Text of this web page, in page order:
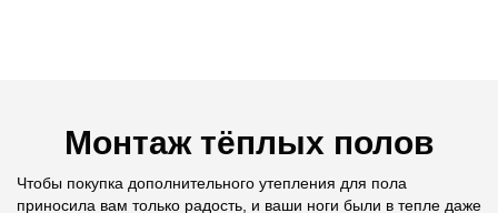
Монтаж тёплых полов
Чтобы покупка дополнительного утепления для пола
приносила вам только радость, и ваши ноги были в тепле даже